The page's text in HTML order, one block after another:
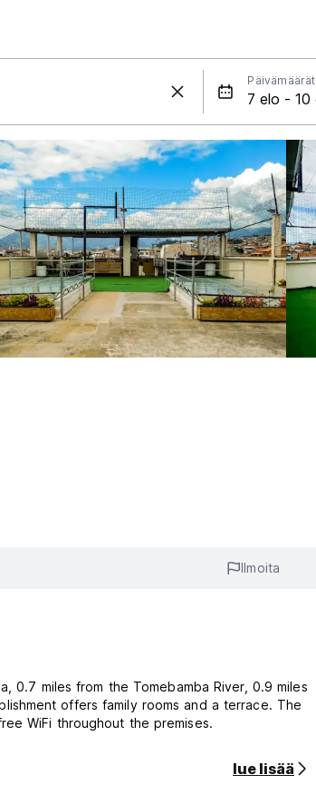
Päivämäärät
Ilmoita
0.7 miles from the Tomebamba River, 0.9 miles
offers family rooms and a terrace. The
WiFi throughout the premises.
lue lisää